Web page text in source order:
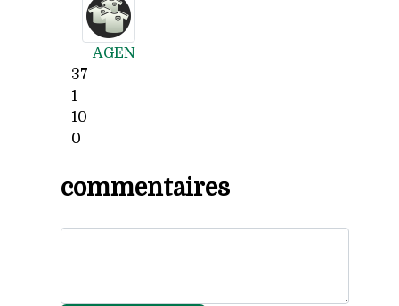
AGEN
37
1
10
0
commentaires